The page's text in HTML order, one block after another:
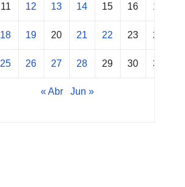
11 12 13 14 15 16 17
18 19 20 21 22 23 24
25 26 27 28 29 30 31
« Abr Jun »